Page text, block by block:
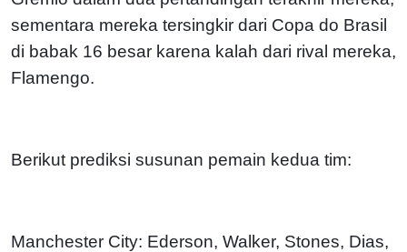
sementara mereka tersingkir dari Copa do Brasil
di babak 16 besar karena kalah dari rival mereka,
Flamengo.
Berikut prediksi susunan pemain kedua tim:
Manchester City: Ederson, Walker, Stones, Dias,